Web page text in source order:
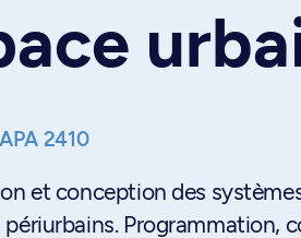
APA 2410
et conception des
Programmation,